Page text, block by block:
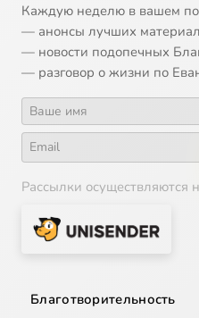
16 Go hert
17 Ain graserin
18 Trew on wam ys all my
Каждую неделю в вашем
— анонсы лучших
— новости подопечных
— разговор о жизни по
Рассылки осуществляются
Благотворительность